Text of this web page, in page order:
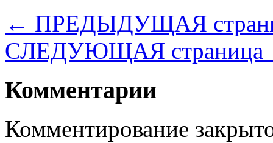
← ПРЕДЫДУЩАЯ
СЛЕДУЮЩАЯ
Комментарии
Комментирование